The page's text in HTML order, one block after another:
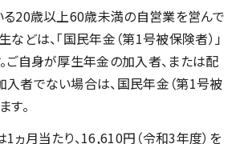
20歳以上60歳未満の自営業を営んで
などは、「国民年金（第1号被保険者）」
ご自身が厚生年金の加入者、または配
者でない場合は、国民年金（第1号被
す。
ヵ月当たり、16,610円（令和3年度）を